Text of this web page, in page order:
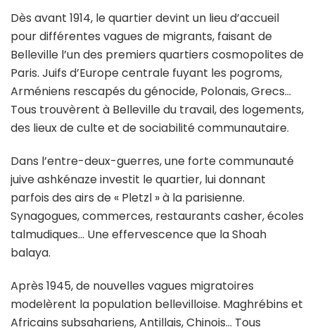
Dès avant 1914, le quartier devint un lieu d’accueil
pour différentes vagues de migrants, faisant de
Belleville l’un des premiers quartiers cosmopolites de
Paris. Juifs d’Europe centrale fuyant les pogroms,
Arméniens rescapés du génocide, Polonais, Grecs…
Tous trouvèrent à Belleville du travail, des logements,
des lieux de culte et de sociabilité communautaire.
Dans l’entre-deux-guerres, une forte communauté
juive ashkénaze investit le quartier, lui donnant
parfois des airs de « Pletzl » à la parisienne.
Synagogues, commerces, restaurants casher, écoles
talmudiques… Une effervescence que la Shoah
balaya.
Après 1945, de nouvelles vagues migratoires
modelèrent la population bellevilloise. Maghrébins et
Africains subsahariens, Antillais, Chinois… Tous